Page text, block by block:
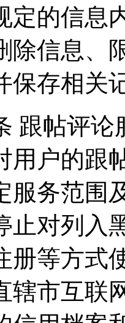
定的信息
除信息、
保存相关
跟帖评论
用户的跟
服务范围
止对列入
册等方式
辖市互联